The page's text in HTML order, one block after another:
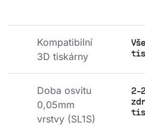
Kompatibilní
3D tiskárny
Doba osvitu
0,05mm
vrstvy (SL1S)
2-